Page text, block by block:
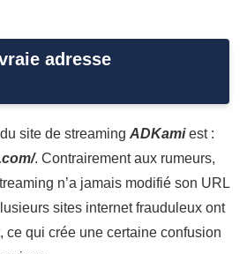
adresse
site de streaming ADKamiest :
. Contrairement aux rumeurs,
n’a jamais modifié son URL
sites internet frauduleux ont
ce qui crée une certaine confusion